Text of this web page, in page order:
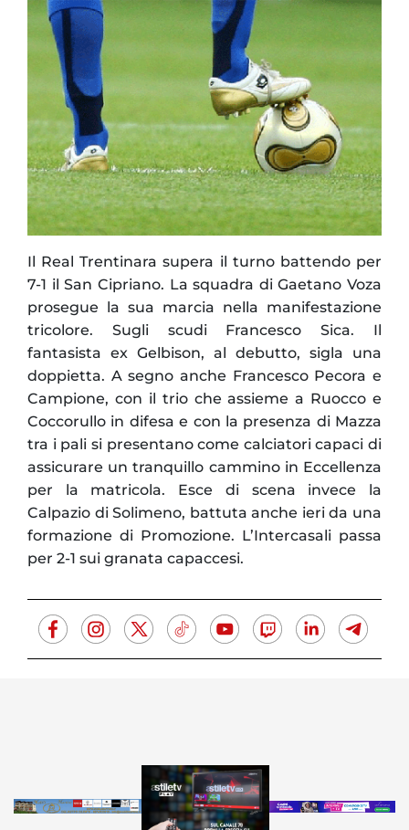
Il Real Trentinara supera il turno battendo per
7-1 il San Cipriano. La squadra di Gaetano Voza
prosegue la sua marcia nella manifestazione
tricolore. Sugli scudi Francesco Sica. Il
fantasista ex Gelbison, al debutto, sigla una
doppietta. A segno anche Francesco Pecora e
Campione, con il trio che assieme a Ruocco e
Coccorullo in difesa e con la presenza di Mazza
tra i pali si presentano come calciatori capaci di
assicurare un tranquillo cammino in Eccellenza
per la matricola. Esce di scena invece la
Calpazio di Solimeno, battuta anche ieri da una
formazione di Promozione. L’Intercasali passa
per 2-1 sui granata capaccesi.